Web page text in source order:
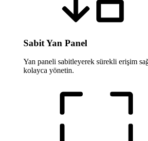
Sabit Yan Panel
Yan paneli sabitleyerek sürekli erişim
kolayca yönetin.